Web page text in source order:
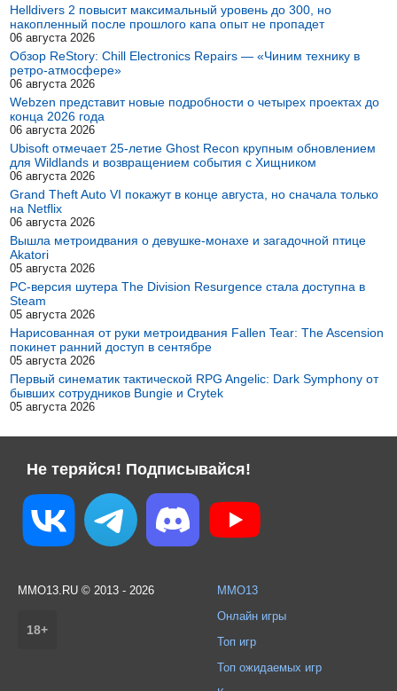
Helldivers 2 повысит максимальный уровень до 300, но
накопленный после прошлого капа опыт не пропадет
06 августа 2026
Обзор ReStory: Chill Electronics Repairs — «Чиним технику в
ретро-атмосфере»
06 августа 2026
Webzen представит новые подробности о четырех проектах до
конца 2026 года
06 августа 2026
Ubisoft отмечает 25-летие Ghost Recon крупным обновлением
для Wildlands и возвращением события с Хищником
06 августа 2026
Grand Theft Auto VI покажут в конце августа, но сначала только
на Netflix
06 августа 2026
Вышла метроидвания о девушке-монахе и загадочной птице
Akatori
05 августа 2026
PC-версия шутера The Division Resurgence стала доступна в
Steam
05 августа 2026
Нарисованная от руки метроидвания Fallen Tear: The Ascension
покинет ранний доступ в сентябре
05 августа 2026
Первый синематик тактической RPG Angelic: Dark Symphony от
бывших сотрудников Bungie и Crytek
05 августа 2026
Не теряйся! Подписывайся!
MMO13.RU © 2013 - 2026
18+
MMO13
Онлайн игры
Топ игр
Топ ожидаемых игр